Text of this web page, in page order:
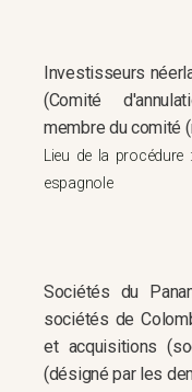
Investisseurs
(Comité
membre du comité
Lieu de la
espagnole
Sociétés du
sociétés de
et acquisitions
(désigné par les